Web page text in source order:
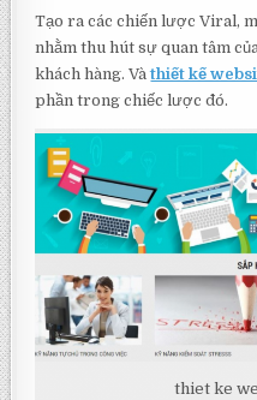
Tạo ra các chiến lược Viral,
nhằm thu hút sự quan tâm
khách hàng. Vàthiết kế
phần trong chiếc lược đó.
thiet ke